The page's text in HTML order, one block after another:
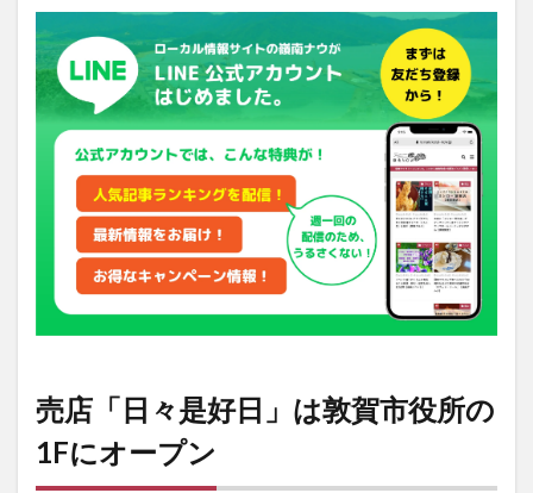
日」は
敦賀市
役所の
1Fに
オープ
日々
を健
近づ
ける
一食
店
売店「日々是好日」は敦賀市役所の
1Fにオープン